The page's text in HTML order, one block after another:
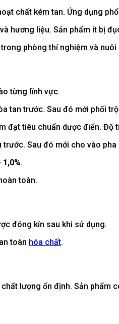
chất kém tan. Ứng dụng
hương liệu. Sản phẩm ít bị
phòng thí nghiệm và nuôi
từng lĩnh vực.
tan trước. Sau đó mới phối
đạt tiêu chuẩn dược điển.
trước. Sau đó mới cho vào pha
1,0%.
toàn.
đóng kín sau khi sử dụng.
toàn hóa chất.
lượng ổn định. Sản phẩm